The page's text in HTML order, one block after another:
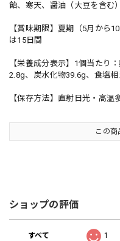
飴、寒天、醤油（大豆を含む
【賞味期限】夏期（5月から
は15日間
【栄養成分表示】1個当たり
2.8g、炭水化物39.6g、食塩
【保存方法】直射日光・高温
この商
ショップの評価
すべて 1